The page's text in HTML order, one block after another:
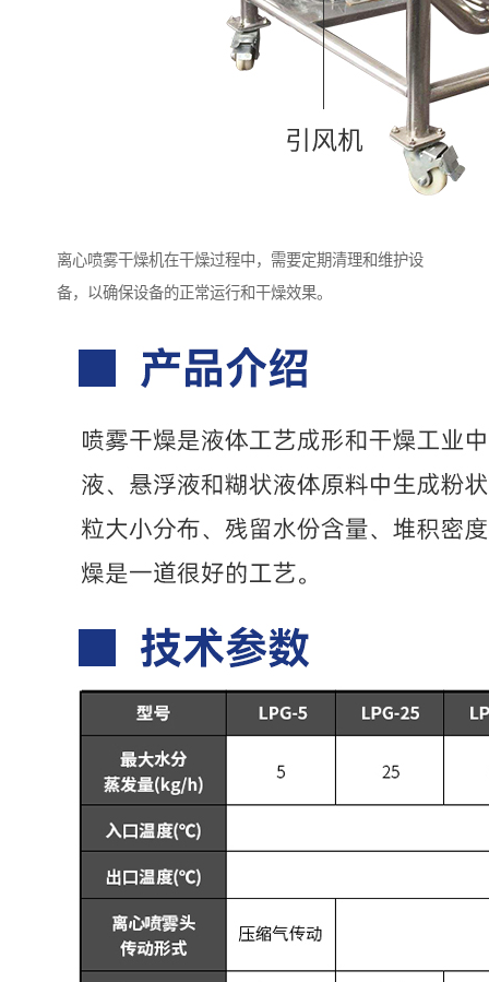
离心喷雾干燥机在干燥过程中，需要定期清理和维护设
备，以确保设备的正常运行和干燥效果。